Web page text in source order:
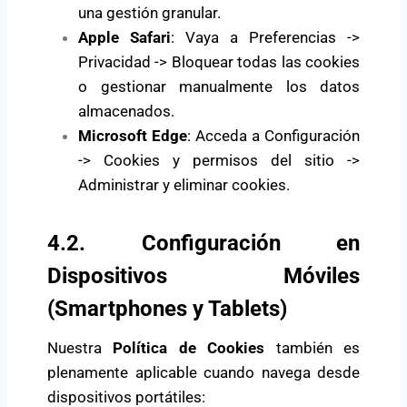
una gestión granular.
Apple Safari: Vaya a Preferencias ->
Privacidad -> Bloquear todas las cookies
o gestionar manualmente los datos
almacenados.
Microsoft Edge: Acceda a Configuración
-> Cookies y permisos del sitio ->
Administrar y eliminar cookies.
4.2. Configuración en
Dispositivos Móviles
(Smartphones y Tablets)
Nuestra Política de Cookies también es
plenamente aplicable cuando navega desde
dispositivos portátiles: